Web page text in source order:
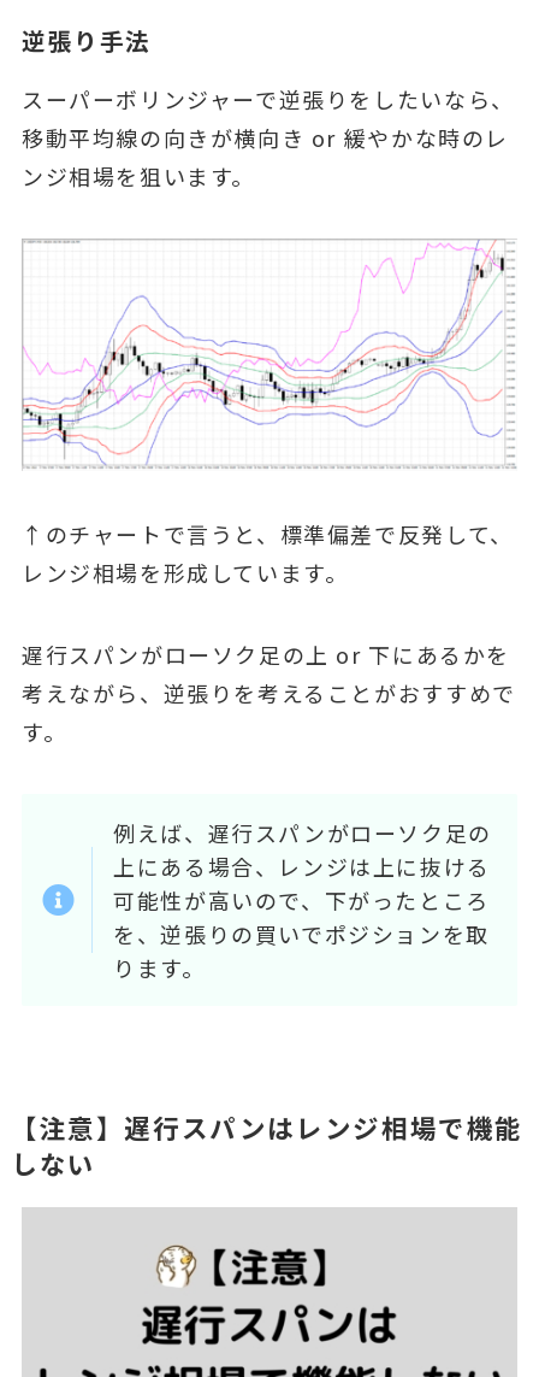
逆張り手法
スーパーボリンジャーで逆張りをしたいなら、
移動平均線の向きが横向き or 緩やかな時のレ
ンジ相場を狙います。
↑のチャートで言うと、標準偏差で反発して、
レンジ相場を形成しています。
遅行スパンがローソク足の上 or 下にあるかを
考えながら、逆張りを考えることがおすすめで
す。
例えば、遅行スパンがローソク足の
上にある場合、レンジは上に抜ける
可能性が高いので、下がったところ
を、逆張りの買いでポジションを取
ります。
【注意】遅行スパンはレンジ相場で機能
しない